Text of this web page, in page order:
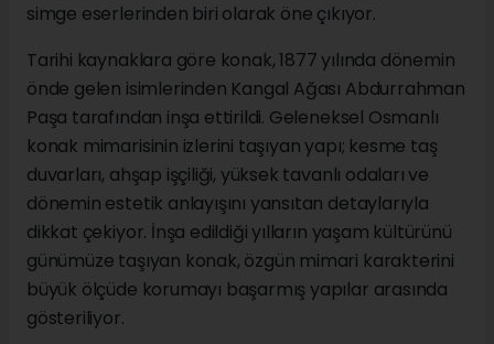
simge eserlerinden biri olarak öne çıkıyor.
Tarihi kaynaklara göre konak, 1877 yılında dönemin
önde gelen isimlerinden Kangal Ağası Abdurrahman
Paşa tarafından inşa ettirildi. Geleneksel Osmanlı
konak mimarisinin izlerini taşıyan yapı; kesme taş
duvarları, ahşap işçiliği, yüksek tavanlı odaları ve
dönemin estetik anlayışını yansıtan detaylarıyla
dikkat çekiyor. İnşa edildiği yılların yaşam kültürünü
günümüze taşıyan konak, özgün mimari karakterini
büyük ölçüde korumayı başarmış yapılar arasında
gösteriliyor.